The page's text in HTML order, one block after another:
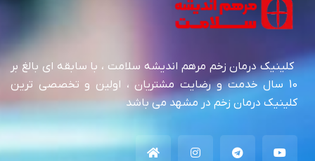
کلینیک درمان زخم مرهم اندیشه سلامت ، با سابقه ای بالغ بر
10 سال خدمت و رضایت مشتریان ، اولین و تخصصی ترین
کلینیک درمان زخم در مشهد می باشد